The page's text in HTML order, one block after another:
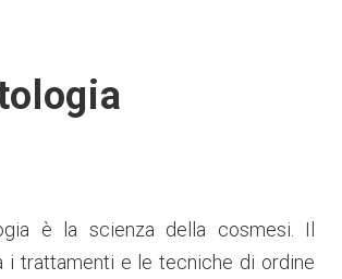
è la scienza della cosmesi. Il
i trattamenti e le tecniche di ordine